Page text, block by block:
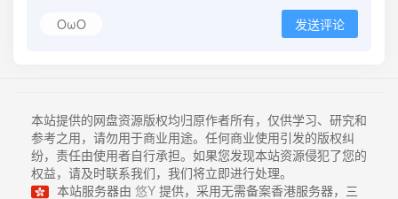
OωO 发送评论
本站提供的网盘资源版权均归原作者所有，仅供学习、研究和
参考之用，请勿用于商业用途。任何商业使用引发的版权纠
纷，责任由使用者自行承担。如果您发现本站资源侵犯了您的
权益，请及时联系我们，我们将立即进行处理。
本站服务器由 悠Y 提供，采用无需备案香港服务器，三